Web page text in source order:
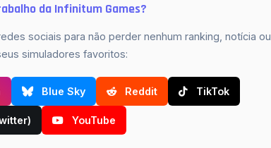
da Infinitum Games?
sociais para não perder nenhum ranking, notícia ou
simuladores favoritos:
Blue Sky Reddit TikTok
YouTube